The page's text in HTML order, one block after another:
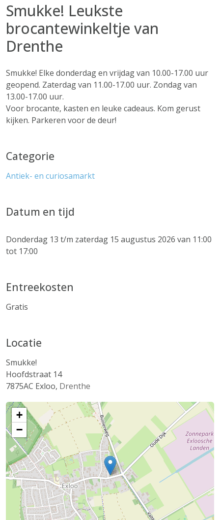
Smukke! Leukste
brocantewinkeltje van
Drenthe
Smukke! Elke donderdag en vrijdag van 10.00-17.00 uur
geopend. Zaterdag van 11.00-17.00 uur. Zondag van
13.00-17.00 uur.
Voor brocante, kasten en leuke cadeaus. Kom gerust
kijken. Parkeren voor de deur!
Categorie
Antiek- en curiosamarkt
Datum en tijd
Donderdag 13 t/m zaterdag 15 augustus 2026 van 11:00
tot 17:00
Entreekosten
Gratis
Locatie
Smukke!
Hoofdstraat 14
7875AC Exloo, Drenthe
+
−